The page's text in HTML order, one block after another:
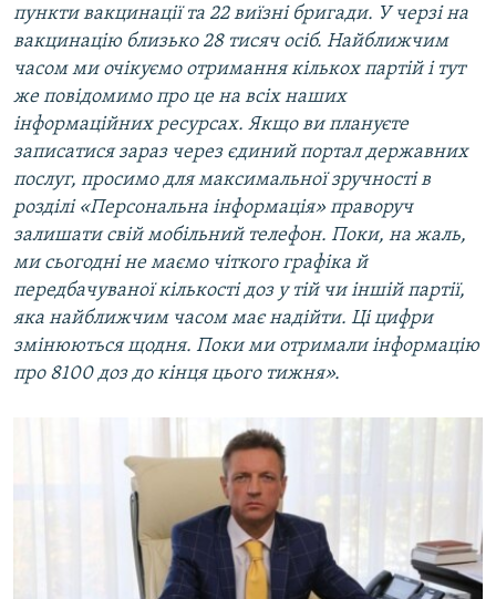
пункти вакцинації та 22 виїзні бригади. У черзі на
вакцинацію близько 28 тисяч осіб. Найближчим
часом ми очікуємо отримання кількох партій і тут
же повідомимо про це на всіх наших
інформаційних ресурсах. Якщо ви плануєте
записатися зараз через єдиний портал державних
послуг, просимо для максимальної зручності в
розділі «Персональна інформація» праворуч
залишати свій мобільний телефон. Поки, на жаль,
ми сьогодні не маємо чіткого графіка й
передбачуваної кількості доз у тій чи іншій партії,
яка найближчим часом має надійти. Ці цифри
змінюються щодня. Поки ми отримали інформацію
про 8100 доз до кінця цього тижня».